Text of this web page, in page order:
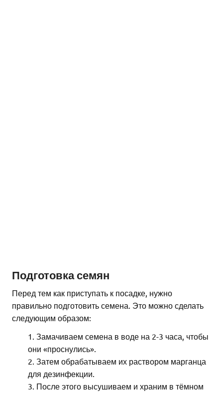
Подготовка семян
Перед тем как приступать к посадке, нужно
правильно подготовить семена. Это можно сделать
следующим образом:
Замачиваем семена в воде на 2-3 часа, чтобы
они «проснулись».
Затем обрабатываем их раствором марганца
для дезинфекции.
После этого высушиваем и храним в тёмном